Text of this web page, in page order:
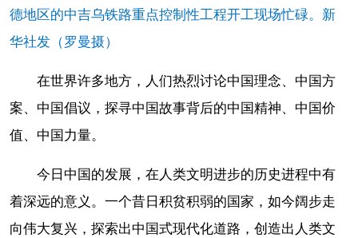
德地区的中吉乌铁路重点控制性工程开工现场忙碌。新
华社发（罗曼摄）
在世界许多地方，人们热烈讨论中国理念、中国方
案、中国倡议，探寻中国故事背后的中国精神、中国价
值、中国力量。
今日中国的发展，在人类文明进步的历史进程中有
着深远的意义。一个昔日积贫积弱的国家，如今阔步走
向伟大复兴，探索出中国式现代化道路，创造出人类文